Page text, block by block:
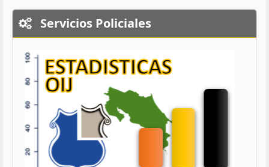
Servicios Policiales